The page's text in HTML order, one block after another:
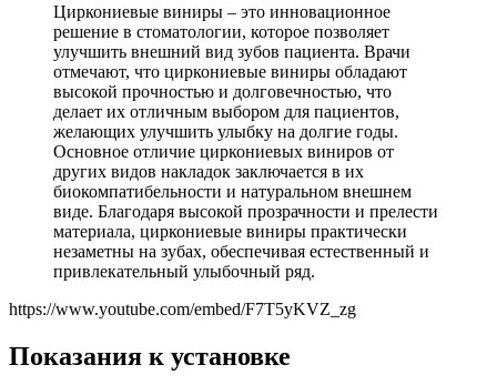
Циркониевые виниры – это инновационное
решение в стоматологии, которое позволяет
улучшить внешний вид зубов пациента. Врачи
отмечают, что циркониевые виниры обладают
высокой прочностью и долговечностью, что
делает их отличным выбором для пациентов,
желающих улучшить улыбку на долгие годы.
Основное отличие циркониевых виниров от
других видов накладок заключается в их
биокомпатибельности и натуральном внешнем
виде. Благодаря высокой прозрачности и прелести
материала, циркониевые виниры практически
незаметны на зубах, обеспечивая естественный и
привлекательный улыбочный ряд.
https://www.youtube.com/embed/F7T5yKVZ_zg
Показания к установке